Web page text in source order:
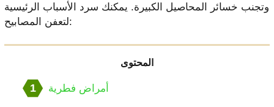
وتجنب خسائر المحاصيل الكبيرة. يمكنك سرد الأسباب الرئيسية
لتعفن المصابيح:
المحتوى
1 أمراض فطرية